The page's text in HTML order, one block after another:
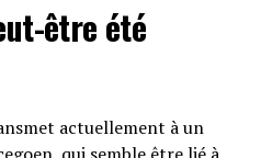
être été
actuellement à un